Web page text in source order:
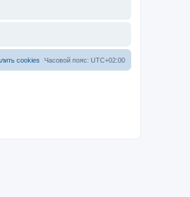
Часовой пояс: UTC+02:00
cookies